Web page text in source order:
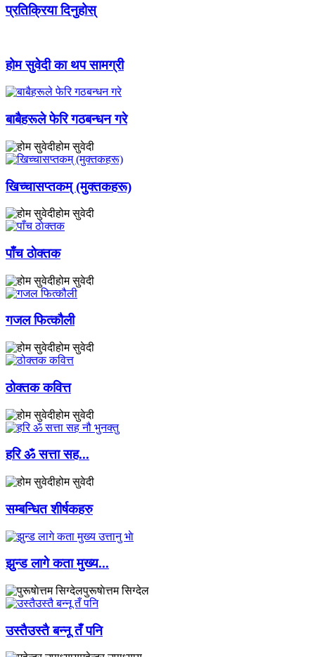
प्रतिक्रिया दिनुहोस्
होम सुवेदी का थप सामग्री
बाबैहरूले फेरि गठबन्धन गरे
होम सुवेदी
खिच्चासप्तकम् (मुक्तकहरू)
होम सुवेदी
पाँच ठाेक्तक
होम सुवेदी
गजल फित्कौली
होम सुवेदी
ठोक्तक कवित्त
होम सुवेदी
हरि ॐ सत्ता सह...
होम सुवेदी
सम्बन्धित शीर्षकहरु
झुन्ड लागे कता मुख्य...
पुरूषाेत्तम सिग्देल
उस्तैउस्तै बन्नू तँ पनि